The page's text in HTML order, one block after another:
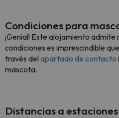
Condiciones para
¡Genial! Este alojamiento
condiciones es imprescindible
través del apartado de contacto
mascota.
Distancias a